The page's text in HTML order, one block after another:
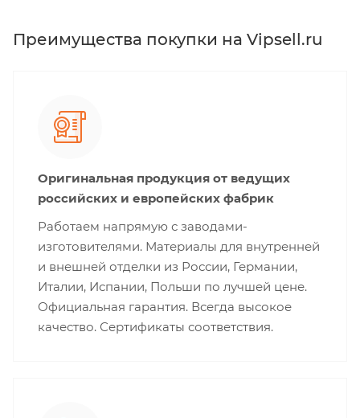
Преимущества покупки на Vipsell.ru
Оригинальная продукция от ведущих
российских и европейских фабрик
Работаем напрямую с заводами-
изготовителями. Материалы для внутренней
и внешней отделки из России, Германии,
Италии, Испании, Польши по лучшей цене.
Официальная гарантия. Всегда высокое
качество. Сертификаты соответствия.